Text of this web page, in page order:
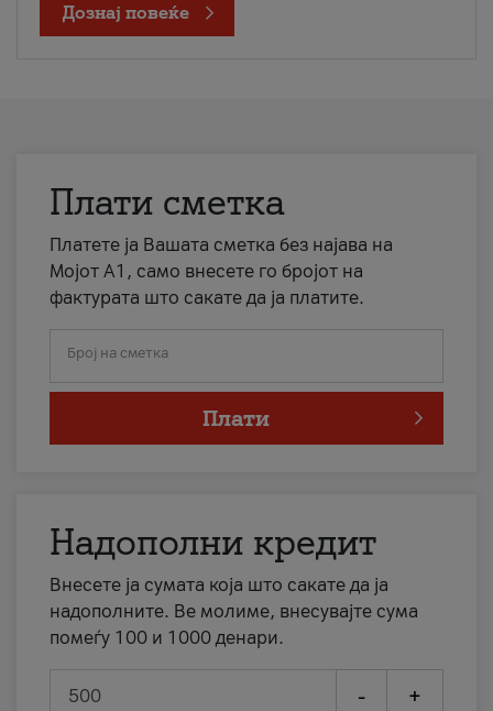
Дознај повеќе
Плати сметка
Платете ја Вашата сметка без најава на
Мојот А1, само внесете го бројот на
фактурата што сакате да ја платите.
Број на сметка
Плати
Надополни кредит
Внесете ја сумата која што сакате да ја
надополните. Ве молиме, внесувајте сума
помеѓу 100 и 1000 денари.
- +